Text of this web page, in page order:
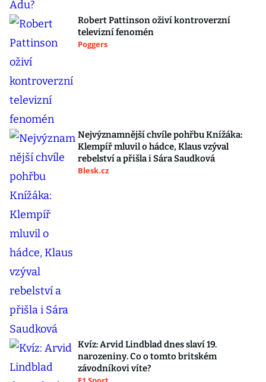
Robert Pattinson oživí kontroverzní
televizní fenomén
Poggers
Nejvýznamnější chvíle pohřbu Knížáka:
Klempíř mluvil o hádce, Klaus vzýval
rebelství a přišla i Sára Saudková
Blesk.cz
Kvíz: Arvid Lindblad dnes slaví 19.
narozeniny. Co o tomto britském
závodníkovi víte?